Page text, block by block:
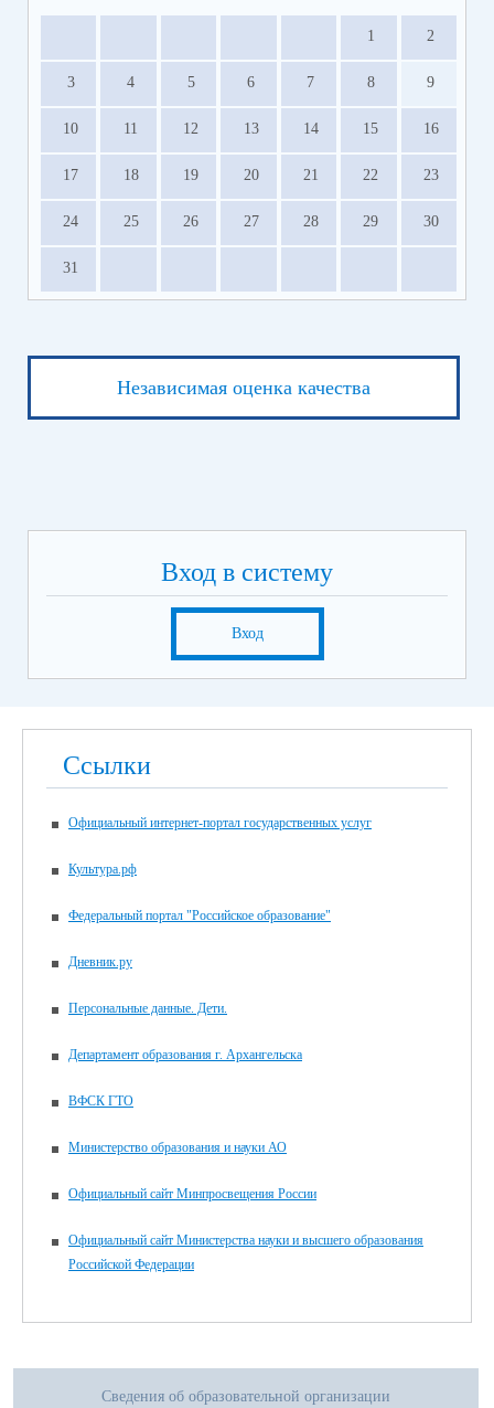
1 2
3 4 5 6 7 8 9
10 11 12 13 14 15 16
17 18 19 20 21 22 23
24 25 26 27 28 29 30
31
Независимая оценка качества
Вход в систему
Вход
Ссылки
Официальный интернет-портал государственных услуг
Культура.рф
Федеральный портал "Российское образование"
Дневник.ру
Персональные данные. Дети.
Департамент образования г. Архангельска
ВФСК ГТО
Министерство образования и науки АО
Официальный сайт Минпросвещения России
Официальный сайт Министерства науки и высшего образования
Российской Федерации
Сведения об образовательной организации